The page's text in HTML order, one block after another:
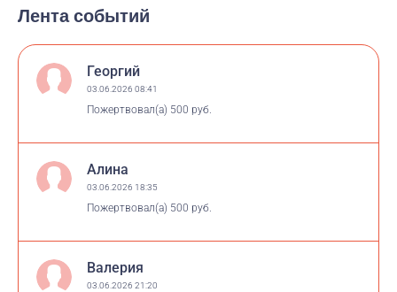
Лента событий
Георгий
03.06.2026 08:41
Пожертвовал(а) 500 руб.
Алина
03.06.2026 18:35
Пожертвовал(а) 500 руб.
Валерия
03.06.2026 21:20